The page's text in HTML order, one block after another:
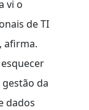
vi o
de TI
afirma.
da
dados